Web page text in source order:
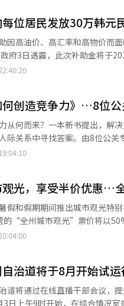
关公务员进行培训，以便在法律实
方网站、媒体及各种宣传渠道
场的主要意见。 市政府表示，此次座谈会旨在加强对国家荣誉者和荣誉家庭
播荣誉的价值。 与会者分享了各荣誉团体的主要活动和现状，并传达了在国家荣
，以便在未来制定和实施荣誉政
誉者和荣誉家庭的声音，持续
誉医院，以解决全北地区荣誉
深入学习和教师教学专业性的
公开课和案例分享，将积累的经
育者认证课程的前州教育大学
时间的课程“夫夫里村”，学生们直接观察村庄，与当地居民
，扩展学习空间到校外，支持学生成长为地方
政府合作以突破全州教育危机的重要性。 根据全
息，千浩成教育厅长在当天召
与和帮助是突破危机的关键。
解决方案。 他还表示，将在13日举行的全州市长和郡守会议上亲自参与，正式提
够解决的，而是需要大家团结一
和发展中发挥引领作用。 他还要求关注教育部的特别拨款的获取。 特
、地方教育现状、灾害对策等特定目的
、钱和系统。”他指出，特别
目和内容。 此外，千教育厅长还表示：“学生们不仅要关注创业，还要关注创造新
位居民发放30万韩元
因高油价、高汇率和高物价而
放，每人30万韩元。 申请和发放时间为9月8日至10月30日。 为减少初期发
即领取；如家庭成员前往，则需提交委托书等必
升
售，从而加速地方内需经济的恢复。 为确保居民顺利领取
交媒体、村庄广播、宣传资料和
希望民生稳定补助金能减轻居
在节日前向全体居民发放每人
稳定补助金。 比比正艺术列车运营者公开招募 完州郡公开招募具备能力的民间运营
景点“比比正艺术列车”。 据郡政府3日透露，此次招募将通过韩
以电子投标方式进行，截止时间为14日下午5时。
为改造后的废旧列车3辆及包含厨房的303平方米设施。 指定行业为第一
的投标者。 开标将于8月18日上午10时在完州郡文化历史科进行。 此次投标吸引了众
注，因为比比正附近的“万京江
旧万京江铁桥上建设405米的
何创造竞争力》…8位
从何而来？一本新书提出，解
际关系中寻找答案。由8位公
我创造价值并建立持续的关系，书中结合了多种
年的共同创作，从公关传播的
将地区视为“消亡危机”的观点。它将各地区长期积累的文化、历史、
人际关系视为独特的资产，并提出将其转
景下，作者们认为，各地区积累
未来并不单靠大规模开发项目
民、商人和游客等多方共同参与，创
事讲述开始，探讨地方食品、旅
介绍了一种以居民为主体的旅
光，享受半价优惠…
和假期期间推出城市观光特别折扣活动
“全州城市观光”票价将以50%的折
路线”包括：△德津公园&莲花
化吸引游客并促进地方经济发展。 市政府根据季节和主题，推
评。 冬季福利危机家庭发掘支持评估中
市、郡、区进行的“2025~2026年冬季福利危
治道将于8月开始试
通过在线直播干部会议，提升居民的知
3日上午9时开始，在综合情况